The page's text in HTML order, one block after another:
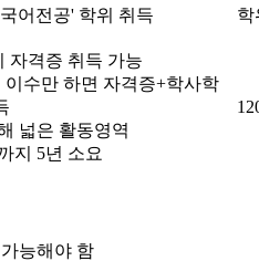
어전공' 학위 취득 학
자격증 취득 가능
이수만 하면 자격증+학사학
넓은 활동영역
지 5년 소요
능해야 함